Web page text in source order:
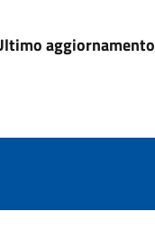
aggiornamento